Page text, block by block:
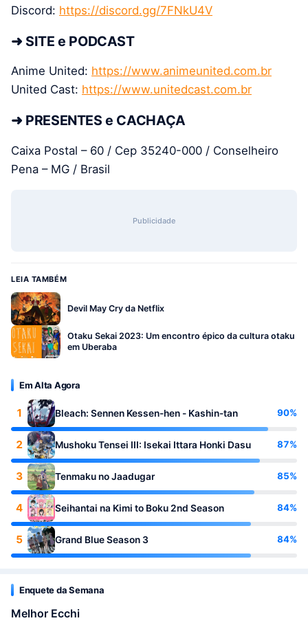
Discord: https://discord.gg/7FNkU4V
➜ SITE e PODCAST
Anime United: https://www.animeunited.com.br
United Cast: https://www.unitedcast.com.br
➜ PRESENTES e CACHAÇA
Caixa Postal – 60 / Cep 35240-000 / Conselheiro
Pena – MG / Brasil
Publicidade
LEIA TAMBÉM
Devil May Cry da Netflix
Otaku Sekai 2023: Um encontro épico da cultura otaku
em Uberaba
Em Alta Agora
1 Bleach: Sennen Kessen-hen - Kashin-tan 90%
2 Mushoku Tensei III: Isekai Ittara Honki Dasu 87%
3 Tenmaku no Jaadugar 85%
4 Seihantai na Kimi to Boku 2nd Season 84%
5 Grand Blue Season 3 84%
Enquete da Semana
Melhor Ecchi